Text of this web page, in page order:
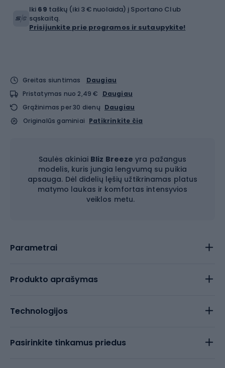
Iki 69 taškų (iki 3 € nuolaida) į Sportano Club
sąskaitą.
Prisijunkite prie programos ir sutaupykite!
Greitas siuntimas
Daugiau
Pristatymas nuo 2,49 €
Daugiau
Grąžinimas per 30 dienų Daugiau
Originalūs gaminiai Patikrinkite čia
Saulės akiniai Bliz Breeze yra pažangus
modelis, kuris jungia lengvumą su puikia
apsauga. Dėl didelių lęšių užtikrinamas platus
matymo laukas ir komfortas intensyvios
veiklos metu.
Parametrai
Produkto aprašymas
Technologijos
Pasirinkite tinkamus priedus